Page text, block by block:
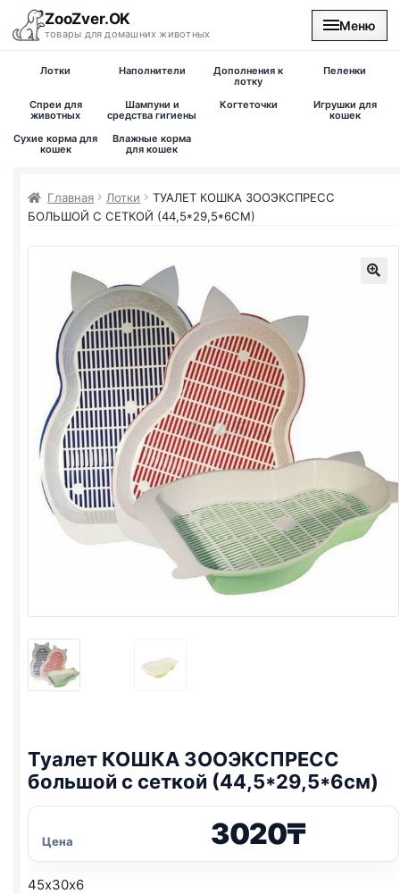
ZooZver.OK
товары для домашних животных
Меню
Вакансии
Лотки Наполнители
Дополнения к
лотку
Пеленки
Спреи для
животных
Шампуни и
средства гигиены
Когтеточки
Игрушки для
кошек
Сухие корма для
кошек
Влажные корма
для кошек
Главная Лотки
ТУАЛЕТ КОШКА ЗООЭКСПРЕСС
БОЛЬШОЙ С СЕТКОЙ (44,5*29,5*6СМ)
Туалет КОШКА ЗООЭКСПРЕСС
большой с сеткой (44,5*29,5*6см)
Цена 3020₸
45х30х6